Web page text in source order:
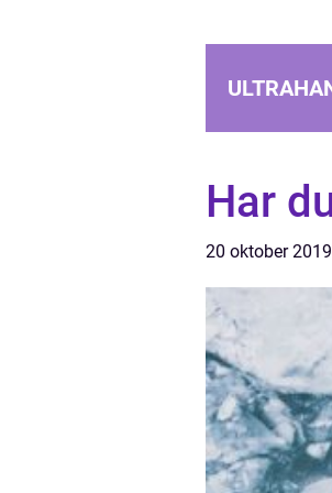
Har
20 oktober 2019